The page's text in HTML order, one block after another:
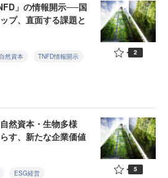
」の情報開示──国
プ、直面する課題と
自然資本 TNFD情報開示 2
然資本・生物多様
す、新たな企業価値
ESG経営 5